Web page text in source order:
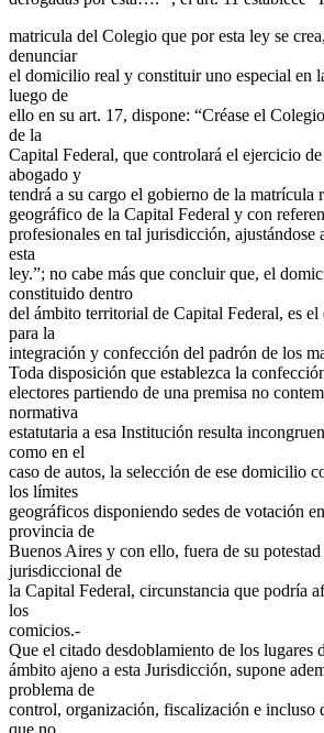
matricula del Colegio que por esta ley se
denunciar
el domicilio real y constituir uno especial en
luego de
ello en su art. 17, dispone: “Créase el
de la
Capital Federal, que controlará el ejercicio
abogado y
tendrá a su cargo el gobierno de la matrícula
geográfico de la Capital Federal y con
profesionales en tal jurisdicción, ajustándose
esta
ley.”; no cabe más que concluir que, el
constituido dentro
del ámbito territorial de Capital Federal, es el
para la
integración y confección del padrón de los
Toda disposición que establezca la
electores partiendo de una premisa no
normativa
estatutaria a esa Institución resulta
como en el
caso de autos, la selección de ese domicilio
los límites
geográficos disponiendo sedes de votación
provincia de
Buenos Aires y con ello, fuera de su
jurisdiccional de
la Capital Federal, circunstancia que podría
los
comicios.-
Que el citado desdoblamiento de los lugares
ámbito ajeno a esta Jurisdicción, supone
problema de
control, organización, fiscalización e incluso
que no